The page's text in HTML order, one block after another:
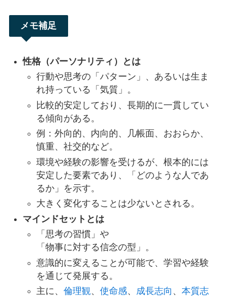
メモ補足
性格（パーソナリティ）とは
行動や思考の「パターン」、あるいは生ま
れ持っている「気質」。
比較的安定しており、長期的に一貫してい
る傾向がある。
例：外向的、内向的、几帳面、おおらか、
慎重、社交的など。
環境や経験の影響を受けるが、根本的には
安定した要素であり、「どのような人であ
るか」を示す。
大きく変化することは少ないとされる。
マインドセットとは
「思考の習慣」や
「物事に対する信念の型」。
意識的に変えることが可能で、学習や経験
を通じて発展する。
主に、 倫理観、 使命感、 成長志向 、 本質志